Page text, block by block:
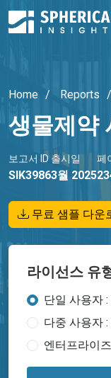
Home Reports
생물제약
보고서 ID
SIK3986
출시일
3월 2025
페
무료 샘플 다운
라이선스 유
단일 사용자
다중 사용자
엔터프라이